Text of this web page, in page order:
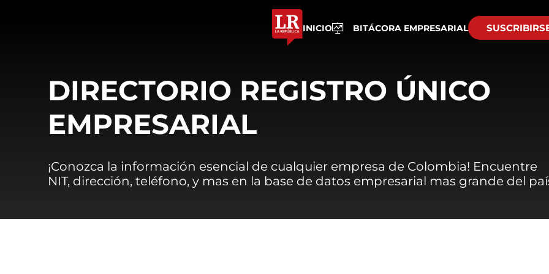
INICIO BITÁCORA EMPRESARIAL
DIRECTORIO REGISTRO ÚNICO
EMPRESARIAL
¡Conozca la información esencial de cualquier empresa de Colombia! Encuentre
NIT, dirección, teléfono, y mas en la base de datos empresarial mas grande del